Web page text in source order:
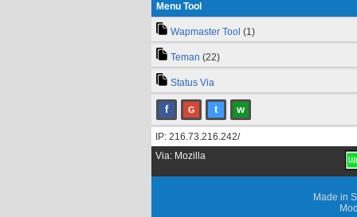
Menu Tool
Wapmaster Tool (1)
Teman (22)
Status Via
f G t w
IP: 216.73.216.242/
Via: Mozilla
Made in